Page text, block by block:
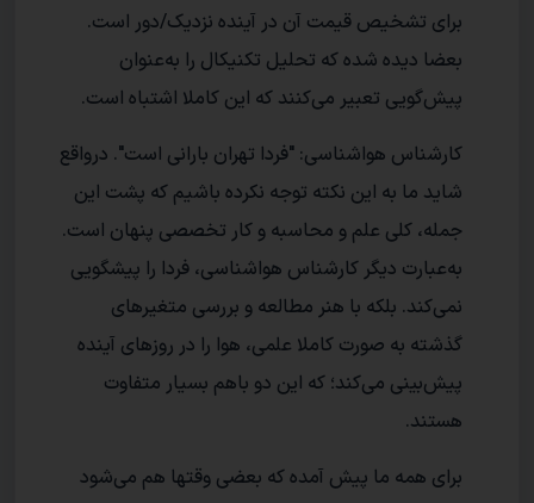
برای تشخیص قیمت آن در آینده نزدیک/دور است.
بعضا دیده شده که تحلیل تکنیکال را به‌عنوان
پیش‌گویی تعبیر می‌کنند که این کاملا اشتباه است.
کارشناس هواشناسی: "فردا تهران بارانی است". درواقع
شاید ما به این نکته توجه نکرده باشیم که پشت این
جمله، کلی علم و محاسبه و کار تخصصی پنهان است.
به‌عبارت دیگر کارشناس هواشناسی، فردا را پیشگویی
نمی‌کند. بلکه با هنر مطالعه و بررسی متغیرهای
گذشته به صورت کاملا علمی، هوا را در روزهای آینده
پیش‌بینی می‌کند؛ که این دو باهم بسیار متفاوت
هستند.
برای همه ما پیش آمده که بعضی وقتها هم می‌شود